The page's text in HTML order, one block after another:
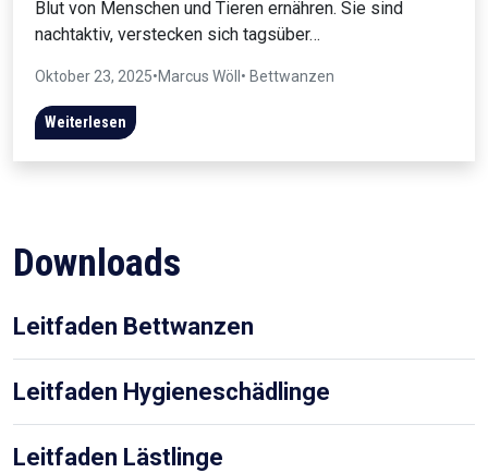
Blut von Menschen und Tieren ernähren. Sie sind
nachtaktiv, verstecken sich tagsüber…
Oktober 23, 2025•Marcus Wöll • Bettwanzen
Weiterlesen
Downloads
Leitfaden Bettwanzen
Leitfaden Hygieneschädlinge
Leitfaden Lästlinge